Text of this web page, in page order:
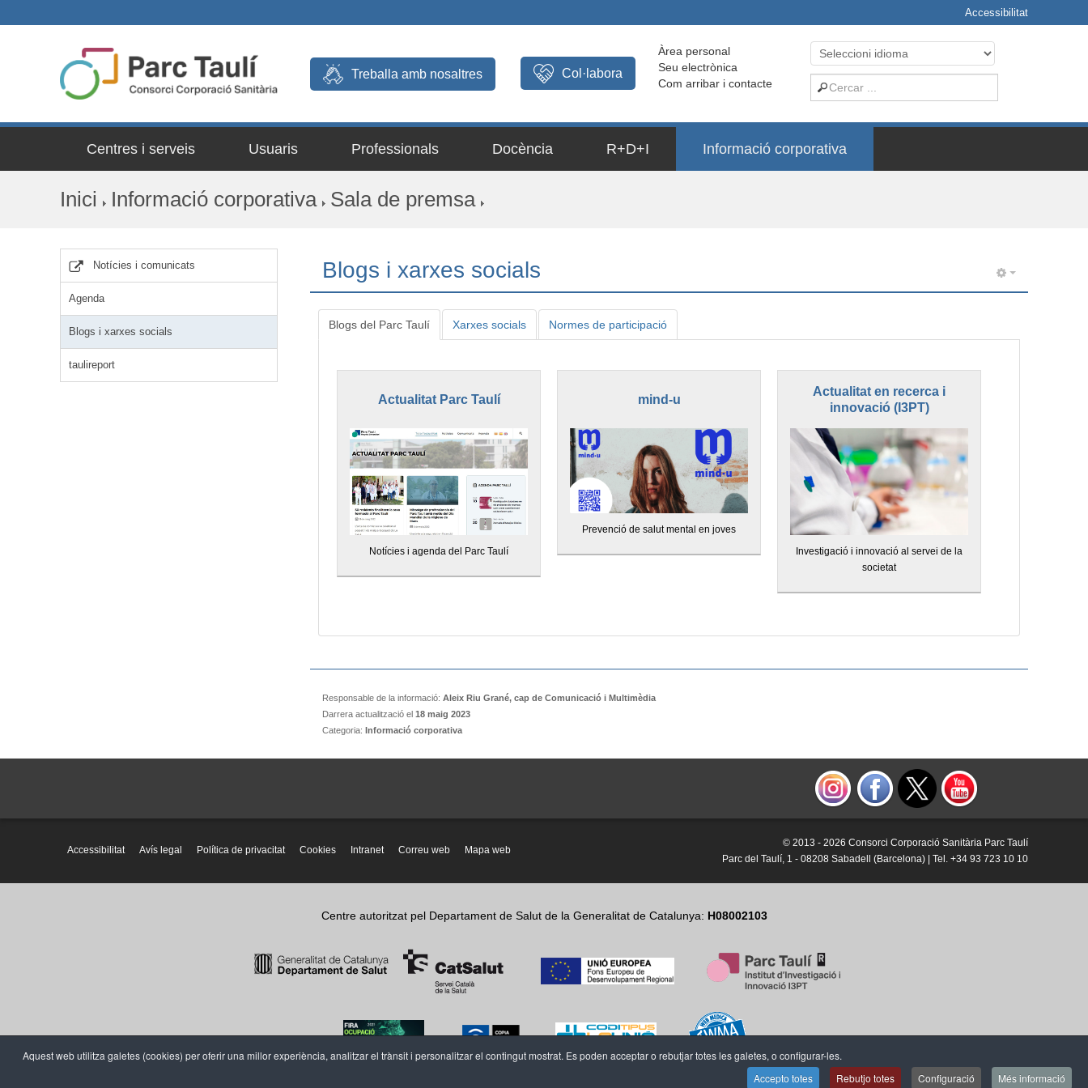
Accessibilitat
Àrea personal
Seu electrònica
Com arribar i contacte
Col·labora
Treballa amb nosaltres
Centres i serveis Usuaris Professionals Docència R+D+I Informació corporativa
Inici Informació corporativa Sala de premsa
Blogs i xarxes socials
Blogs del Parc Taulí Xarxes socials Normes de participació
Actualitat Parc Taulí
Notícies i agenda del Parc Taulí
mind-u
Prevenció de salut mental en joves
Actualitat en recerca i
innovació (I3PT)
Investigació i innovació al servei de la
societat
Responsable de la informació: Aleix Riu Grané, cap de Comunicació i Multimèdia
Darrera actualització el 18 maig 2023
Categoria: Informació corporativa
Notícies i comunicats
Agenda
Blogs i xarxes socials
taulireport
Accessibilitat Avís legal Política de privacitat Cookies Intranet Correu web Mapa web
© 2013 - 2026 Consorci Corporació Sanitària Parc Taulí
Parc del Taulí, 1 - 08208 Sabadell (Barcelona) | Tel. +34 93 723 10 10
Centre autoritzat pel Departament de Salut de la Generalitat de Catalunya: H08002103
Aquest web utilitza galetes (cookies) per oferir una millor experiència, analitzar el trànsit i personalitzar el contingut mostrat. Es poden acceptar o rebutjar totes les galetes, o configurar-les.
Accepto totes
Rebutjo totes Configuració Més informació